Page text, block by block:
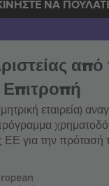
ΝΑ
από
εταιρεία)
ΕΕ για την